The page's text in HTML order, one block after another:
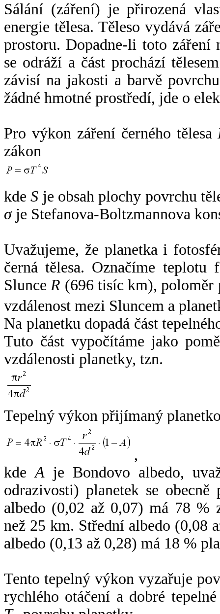
Sálání (záření) je přirozená
energie tělesa. Těleso vydává
prostoru. Dopadne-li toto záření
se odráží a část prochází
závisí na jakosti a barvě
žádné hmotné prostředí, jde o
Pro výkon záření černého tělesa
zákon
kdeS je obsah plochy povrchu
σje Stefanova-Boltzmannova
Uvažujeme, že planetka i
černá tělesa. Označíme
SlunceR (696 tisíc km),
vzdálenost mezi Sluncem a
Na planetku dopadá část
Tuto část vypočítáme jako
vzdálenosti planetky, tzn.
Tepelný výkon přijímaný
,
kdeA je Bondovo albedo,
odrazivosti) planetek se
albedo (0,02 až 0,07) má 78 %
než 25 km. Střední albedo (0,08
albedo (0,13 až 0,28) má 18 %
Tento tepelný výkon vyzařuje
rychlého otáčení a dobré